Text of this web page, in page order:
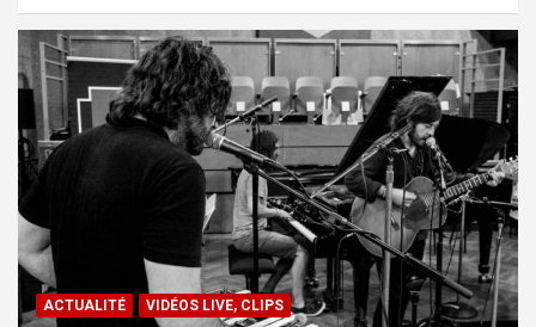
ACTUALITÉ VIDÉOS LIVE, CLIPS